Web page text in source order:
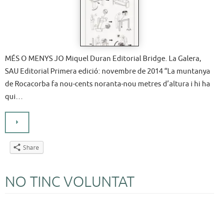
MÉS O MENYS JO Miquel Duran Editorial Bridge. La Galera,
SAU Editorial Primera edició: novembre de 2014 “La muntanya
de Rocacorba fa nou-cents noranta-nou metres d’altura i hi ha
qui…
Share
NO TINC VOLUNTAT